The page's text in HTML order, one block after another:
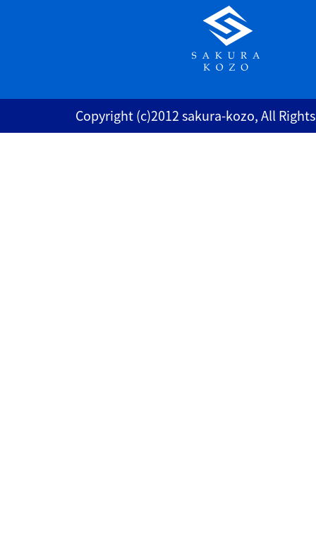
Copyright (c)2012 sakura-kozo, All